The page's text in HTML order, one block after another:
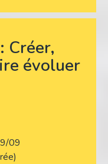
Créer,
évoluer
09